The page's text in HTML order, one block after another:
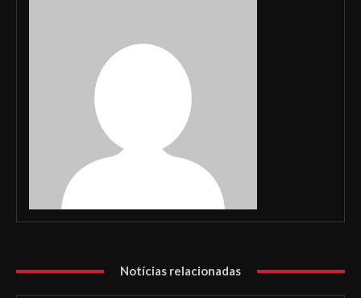
Notícias relacionadas